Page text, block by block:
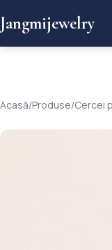
Jangmijewelry
Acasă/Produse/Cercei